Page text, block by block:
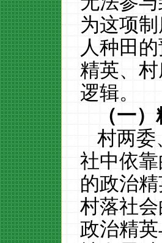
为这项
人种田
精英、
逻辑。
（一）
村两委
社中依
的政治
村落社
政治精